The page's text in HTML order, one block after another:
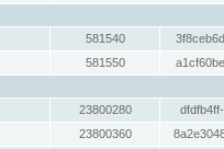
581540
581550
23800280
23800360